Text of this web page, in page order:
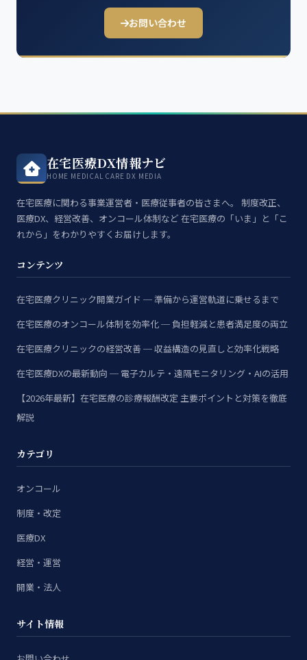
お問い合わせ
在宅医療DX情報ナビ
HOME MEDICAL CARE DX MEDIA
在宅医療に関わる事業運営者・医療従事者の皆さまへ。 制度改正、
医療DX、経営改善、オンコール体制など 在宅医療の「いま」と「こ
れから」をわかりやすくお届けします。
コンテンツ
在宅医療クリニック開業ガイド ─ 準備から運営軌道に乗せるまで
在宅医療のオンコール体制を効率化 ─ 負担軽減と患者満足度の両立
在宅医療クリニックの経営改善 ─ 収益構造の見直しと効率化戦略
在宅医療DXの最新動向 ─ 電子カルテ・遠隔モニタリング・AIの活用
【2026年最新】在宅医療の診療報酬改定 主要ポイントと対策を徹底
解説
カテゴリ
オンコール
制度・改定
医療DX
経営・運営
開業・法人
サイト情報